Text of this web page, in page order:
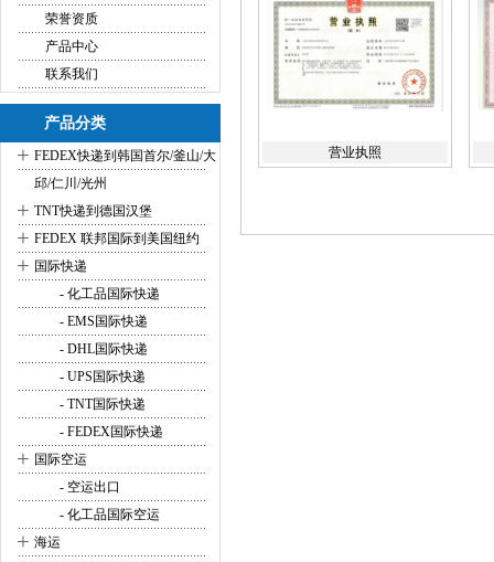
荣誉资质
产品中心
联系我们
产品分类
+ FEDEX快递到韩国首尔/釜山/大
邱/仁川/光州
+ TNT快递到德国汉堡
+ FEDEX 联邦国际到美国纽约
+ 国际快递
- 化工品国际快递
- EMS国际快递
- DHL国际快递
- UPS国际快递
- TNT国际快递
- FEDEX国际快递
+ 国际空运
- 空运出口
- 化工品国际空运
+ 海运
营业执照